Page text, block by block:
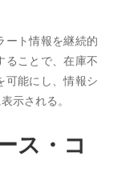
ート情報を継続的
ることで、在庫不
可能にし、情報シ
示される。
ス・コ